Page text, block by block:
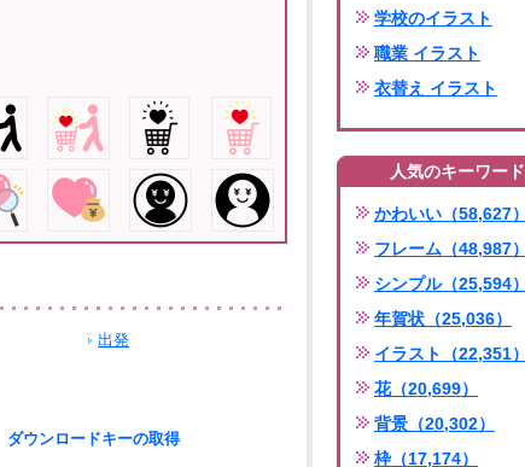
出発
ダウンロードキーの取得
学校のイラスト
職業 イラスト
衣替え イラスト
人気のキーワード
かわいい（58,627）
フレーム（48,987）
シンプル（25,594）
年賀状（25,036）
イラスト（22,351）
花（20,699）
背景（20,302）
枠（17,174）